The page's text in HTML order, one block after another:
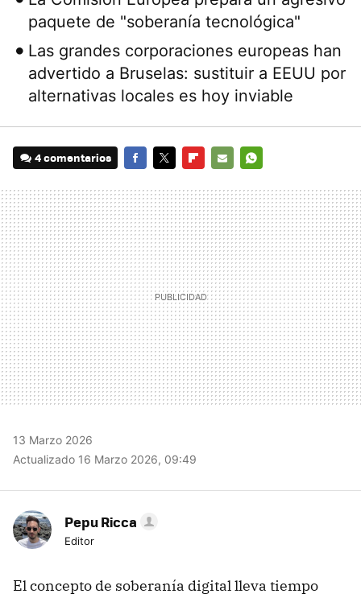
paquete de "soberanía tecnológica"
Las grandes corporaciones europeas han
advertido a Bruselas: sustituir a EEUU por
alternativas locales es hoy inviable
4 comentarios
MAIL
13 Marzo 2026
Actualizado 16 Marzo 2026, 09:49
Pepu Ricca
Editor
El concepto de soberanía digital lleva tiempo